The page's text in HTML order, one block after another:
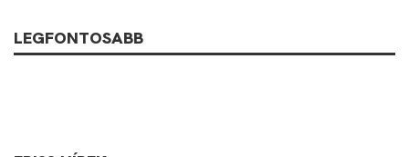
LEGFONTOSABB